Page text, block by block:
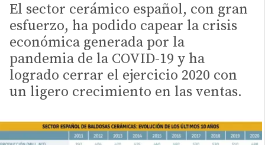
El sector cerámico español, con gran
esfuerzo, ha podido capear la crisis
económica generada por la
pandemia de la COVID-19 y ha
logrado cerrar el ejercicio 2020 con
un ligero crecimiento en las ventas.